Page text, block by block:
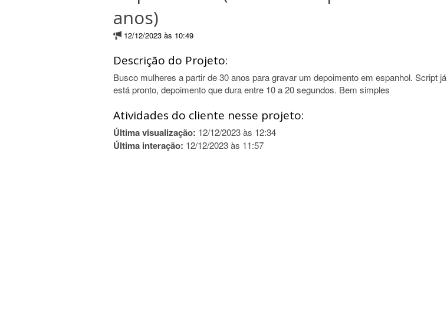
anos)
12/12/2023 às 10:49
Descrição do Projeto:
Busco mulheres a partir de 30 anos para gravar um depoimento em espanhol. Script já
está pronto, depoimento que dura entre 10 a 20 segundos. Bem simples
Atividades do cliente nesse projeto:
Última visualização: 12/12/2023 às 12:34
Última interação: 12/12/2023 às 11:57